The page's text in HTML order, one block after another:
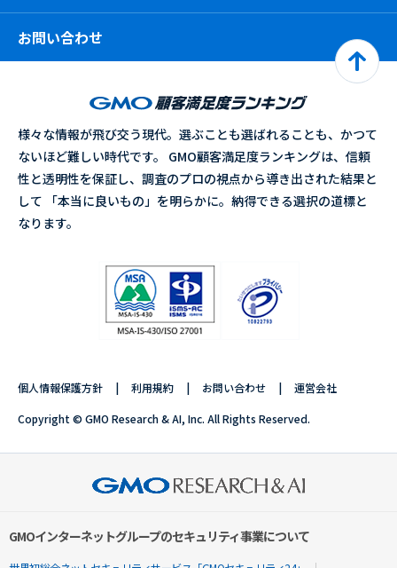
お問い合わせ
様々な情報が飛び交う現代。選ぶことも選ばれることも、かつて
ないほど難しい時代です。 GMO顧客満足度ランキングは、信頼
性と透明性を保証し、調査のプロの視点から導き出された結果と
して 「本当に良いもの」を明らかに。納得できる選択の道標と
なります。
個人情報保護方針 利用規約 お問い合わせ 運営会社
Copyright © GMO Research & AI, Inc. All Rights Reserved.
GMOインターネットグループのセキュリティ事業について